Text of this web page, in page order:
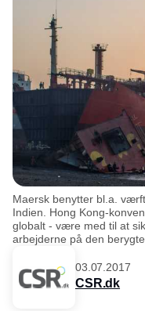
Maersk benytter bl.a.
Indien. Hong Kong-
globalt - være med til at
arbejderne på den
03.07.2017
CSR.dk